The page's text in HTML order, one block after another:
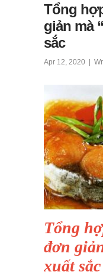
Tổng
giản mà
sắc
Apr 12, 2020 |
Tổng
đơn
xuất sắc